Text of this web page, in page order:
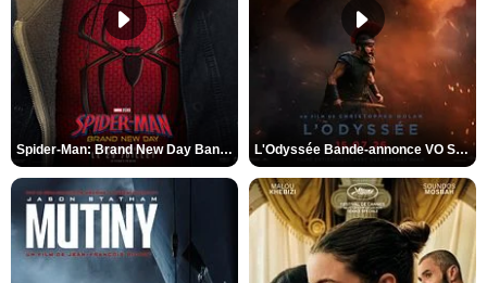
Spider-Man: Brand New Day Bande-annonce VO STFR L'Odyssée Bande-annonce VO STFR